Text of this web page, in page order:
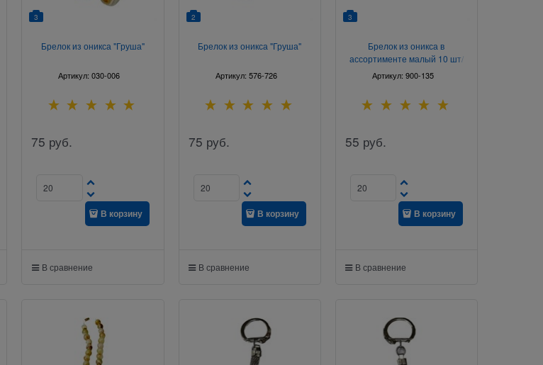
3
Брелок из оникса "Груша"
Артикул:030-006
75 руб.
В корзину
В сравнение
2
Брелок из оникса "Груша"
Артикул: 576-726
75 руб.
В корзину
В сравнение
3
Брелок из оникса в
ассортименте малый 10 шт/
связка
Артикул: 900-135
55 руб.
В корзину
В сравнение